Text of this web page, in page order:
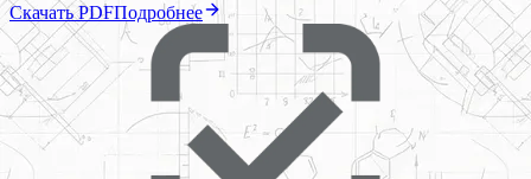
Скачать PDFПодробнее